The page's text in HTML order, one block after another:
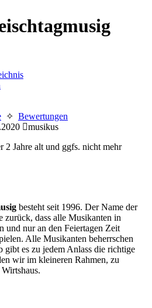
✧ Bewertungen
musikus
2 Jahre alt und ggfs. nicht mehr
besteht seit 1996. Der Name der
zurück, dass alle Musikanten in
und nur an den Feiertagen Zeit
Alle Musikanten beherrschen
gibt es zu jedem Anlass die richtige
wir im kleineren Rahmen, zu